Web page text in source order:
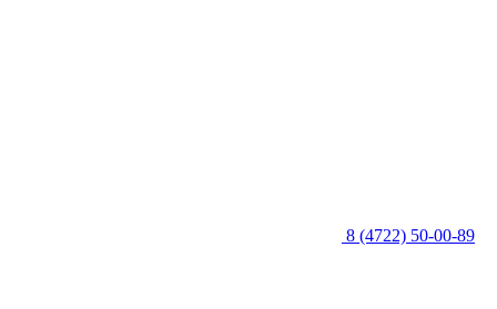
8 (4722) 50-00-89